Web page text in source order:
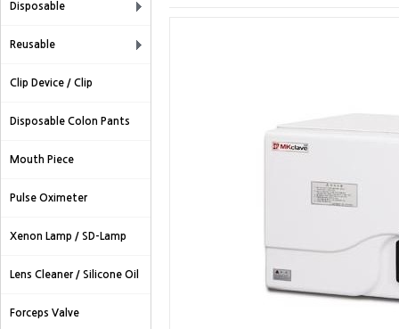
Disposable
Reusable
Clip Device / Clip
Disposable Colon Pants
Mouth Piece
Pulse Oximeter
Xenon Lamp / SD-Lamp
Lens Cleaner / Silicone Oil
Forceps Valve